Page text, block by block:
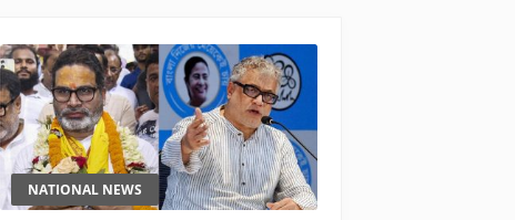
NATIONAL NEWS